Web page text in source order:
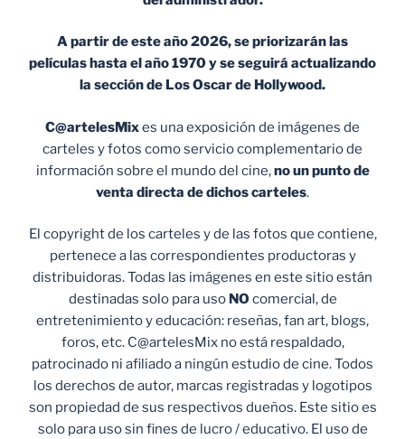
A partir de este año 2026, se priorizarán las
películas hasta el año 1970 y se seguirá actualizando
la sección de Los Oscar de Hollywood.
C@artelesMixes una exposición de imágenes de
carteles y fotos como servicio complementario de
información sobre el mundo del cine,no un punto de
venta directa de dichos carteles.
El copyright de los carteles y de las fotos que contiene,
pertenece a las correspondientes productoras y
distribuidoras. Todas las imágenes en este sitio están
destinadas solo para uso NO comercial, de
entretenimiento y educación: reseñas, fan art, blogs,
foros, etc. C@artelesMix no está respaldado,
patrocinado ni afiliado a ningún estudio de cine. Todos
los derechos de autor, marcas registradas y logotipos
son propiedad de sus respectivos dueños. Este sitio es
solo para uso sin fines de lucro / educativo. El uso de